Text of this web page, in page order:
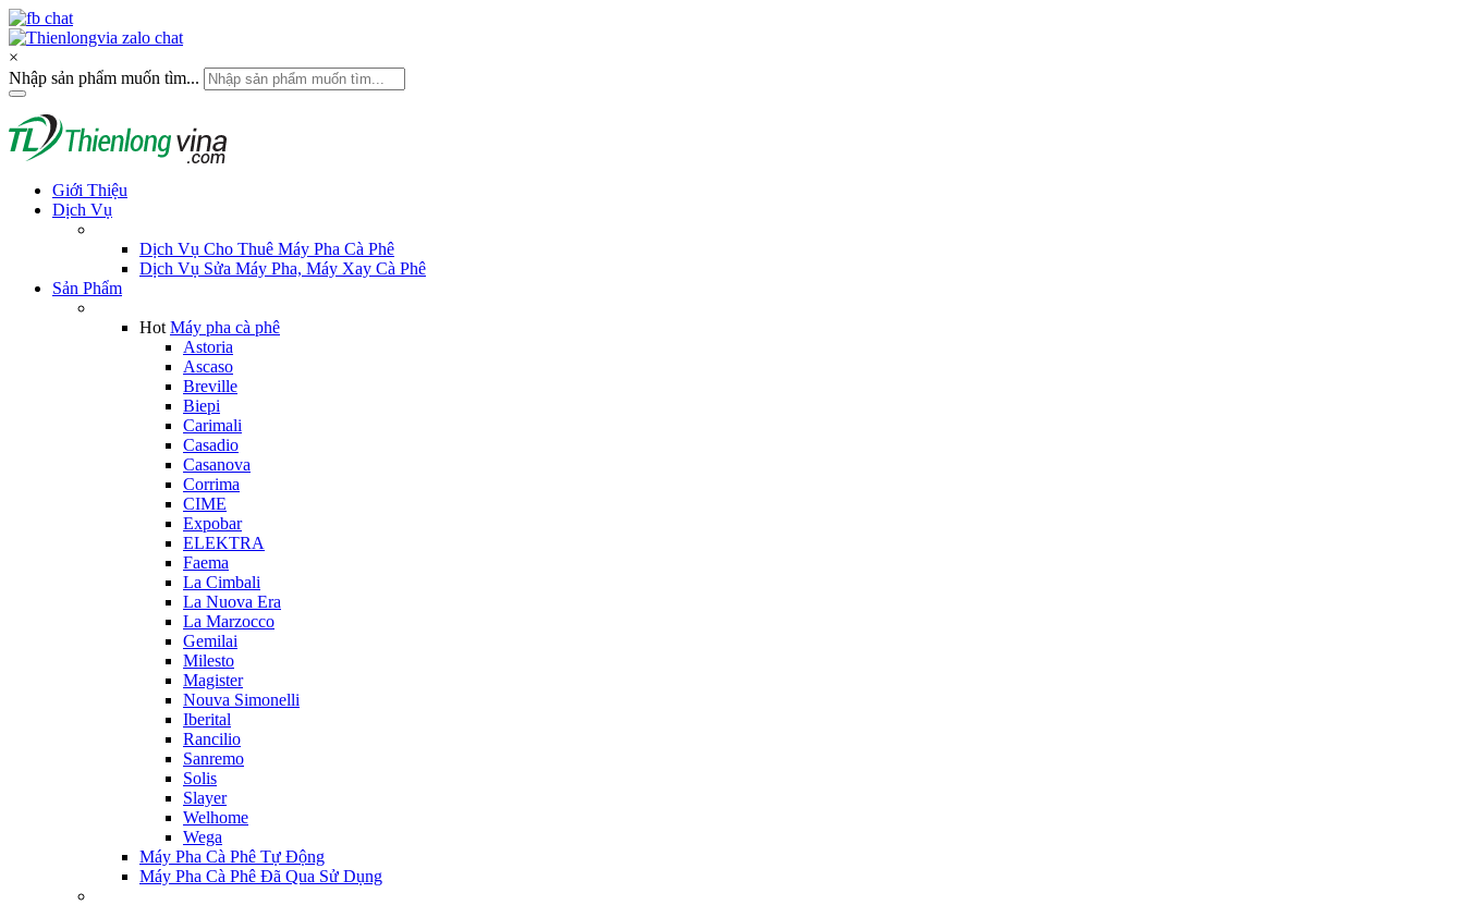
×
Nhập sản phẩm muốn tìm...
Giới Thiệu
Dịch Vụ
Dịch Vụ Cho Thuê Máy Pha Cà Phê
Dịch Vụ Sửa Máy Pha, Máy Xay Cà Phê
Sản Phẩm
Hot Máy pha cà phê
Astoria
Ascaso
Breville
Biepi
Carimali
Casadio
Casanova
Corrima
CIME
Expobar
ELEKTRA
Faema
La Cimbali
La Nuova Era
La Marzocco
Gemilai
Milesto
Magister
Nouva Simonelli
Iberital
Rancilio
Sanremo
Solis
Slayer
Welhome
Wega
Máy Pha Cà Phê Tự Động
Máy Pha Cà Phê Đã Qua Sử Dụng